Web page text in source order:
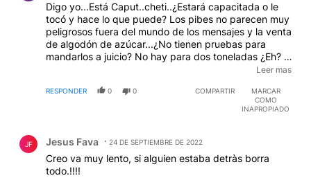
Digo yo...Está Caput..cheti..¿Estará capacitada o le
tocó y hace lo que puede? Los pibes no parecen muy
peligrosos fuera del mundo de los mensajes y la venta
de algodón de azúcar...¿No tienen pruebas para
mandarlos a juicio? No hay para dos toneladas ¿Eh? Y
aunque el tema no es suicidio, me recuerda a la fiscal
trabajo.
Leer mas
RESPONDER 0 0 COMPARTIR
MARCAR
COMO
INAPROPIADO
JF Jesus Fava 24 DE SEPTIEMBRE DE 2022
Creo va muy lento, si alguien estaba detràs borra
todo.!!!!